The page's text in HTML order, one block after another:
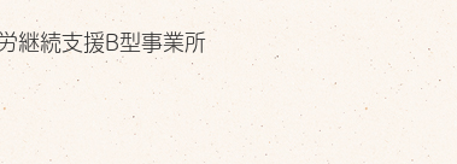
続支援B型事業所